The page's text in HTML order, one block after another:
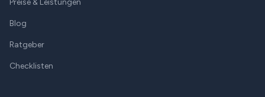
Preise & Leistungen
Blog
Ratgeber
Checklisten